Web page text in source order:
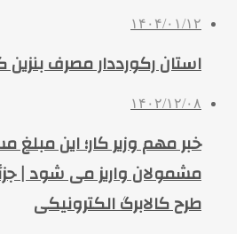
۱۴۰۴/۰۱/۱۲
استان رکورددار مصرف بنزین
۱۴۰۲/۱۲/۰۸
خبر مهم وزیر کار؛ این
مشمولان واریز می شود |
طرح کالابرگ الکترونیکی